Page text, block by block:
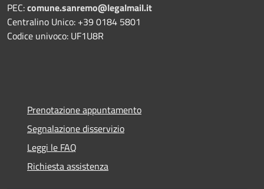
PEC:comune.sanremo@legalmail.it
Centralino Unico: +39 0184 5801
Codice univoco: UF1U8R
Prenotazione appuntamento
Segnalazione disservizio
Leggi le FAQ
Richiesta assistenza